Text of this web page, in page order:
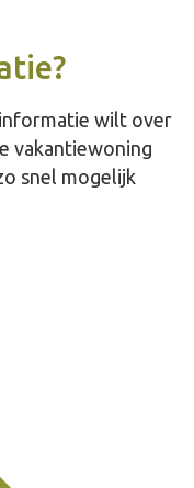
wilt over
vakantiewoning
snel mogelijk